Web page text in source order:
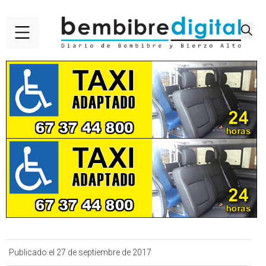
Publicado el 27 de septiembre de 2017